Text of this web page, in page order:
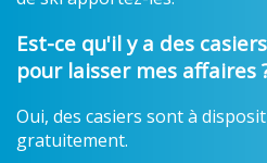
Est-ce qu'il y a des
pour laisser mes affaires
Oui, des casiers sont à
gratuitement.